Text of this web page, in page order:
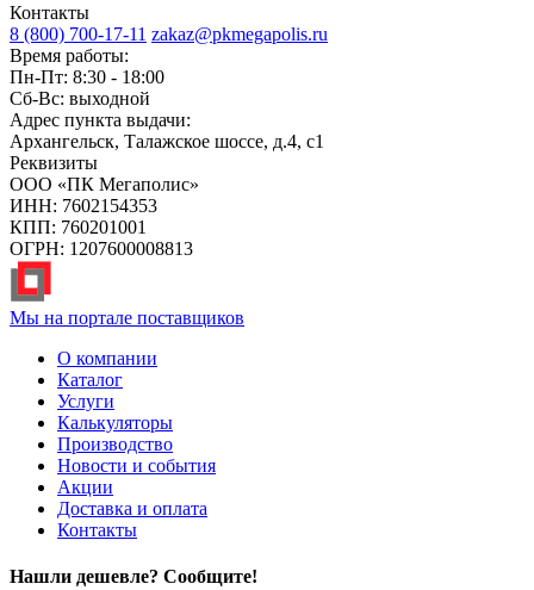
Контакты
8 (800) 700-17-11 zakaz@pkmegapolis.ru
Время работы:
Пн-Пт: 8:30 - 18:00
Сб-Вс: выходной
Адрес пункта выдачи:
Архангельск, Талажское шоссе, д.4, с1
Реквизиты
ООО «ПК Мегаполис»
ИНН: 7602154353
КПП: 760201001
ОГРН: 1207600008813
Мы на портале поставщиков
О компании
Каталог
Услуги
Калькуляторы
Производство
Новости и события
Акции
Доставка и оплата
Контакты
Нашли дешевле? Сообщите!